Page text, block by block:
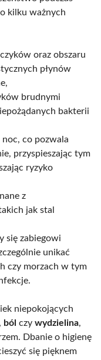
kilku ważnych
oraz obszaru
płynów
brudnymi
bakterii
co pozwala
przyspieszając tym
ryzyko
z
jak stal
się zabiegowi
unikać
czy morzach w tym
niepokojących
, ból czy wydzielina,
Dbanie o higienę
się pięknem